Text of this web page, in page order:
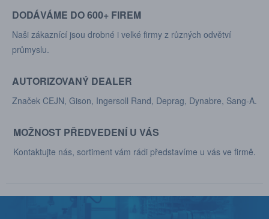
DODÁVÁME DO 600+ FIREM
Naši zákaznící jsou drobné i velké firmy z různých odvětví
průmyslu.
AUTORIZOVANÝ DEALER
Značek CEJN, Gison, Ingersoll Rand, Deprag, Dynabre, Sang-A.
MOŽNOST PŘEDVEDENÍ U VÁS
Kontaktujte nás, sortiment vám rádi představíme u vás ve firmě.